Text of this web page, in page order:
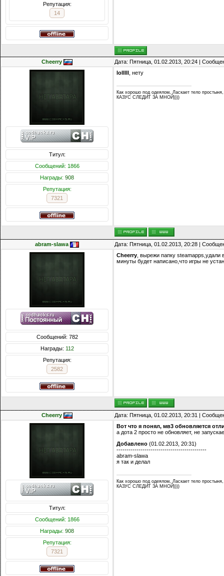
Репутация:
14
Cheerry Дата: Пятница, 01.02.2013, 20:24 |
Титул:
Сообщений: 1866
Награды: 908
Репутация:
7321
lolllll , нету
Как хорошо под одеялом, Ласкает тело
КАЗУС СЛЕДИТ ЗА МНОЙ))))
abram-slawa Дата: Пятница, 01.02.2013, 20:28 |
Сообщений: 782
Награды: 112
Репутация:
2582
Cheerry , вырежи папку
минуты будет написано,что игры не
Cheerry Дата: Пятница, 01.02.2013, 20:31 |
Титул:
Сообщений: 1866
Награды: 908
Репутация:
7321
Вот что я понял, мв3 обновляется
а дота 2 просто не обновляет, не
Добавлено (01.02.2013, 20:31)
---------------------------------------------
abram-slawa
я так и делал
Как хорошо под одеялом, Ласкает тело
КАЗУС СЛЕДИТ ЗА МНОЙ))))